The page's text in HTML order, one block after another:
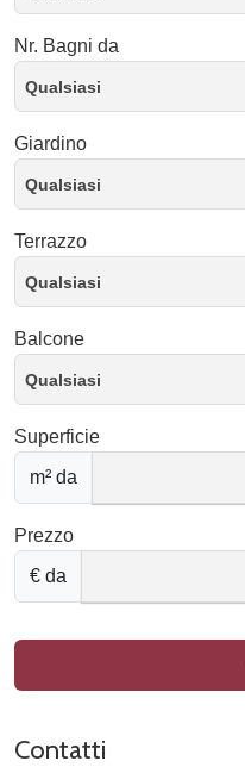
Nr. Bagni da
Qualsiasi
Giardino
Qualsiasi
Terrazzo
Qualsiasi
Balcone
Qualsiasi
Superficie
m² da
Prezzo
€ da
Contatti